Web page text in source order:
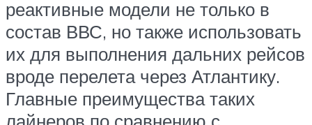
реактивные модели не только в
состав ВВС, но также использовать
их для выполнения дальних рейсов
вроде перелета через Атлантику.
Главные преимущества таких